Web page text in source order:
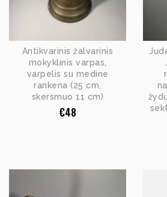
Antikvarinis žalvarinis
mokyklinis varpas,
varpelis su medine
rankena (25 cm,
skersmuo 11 cm)
€48